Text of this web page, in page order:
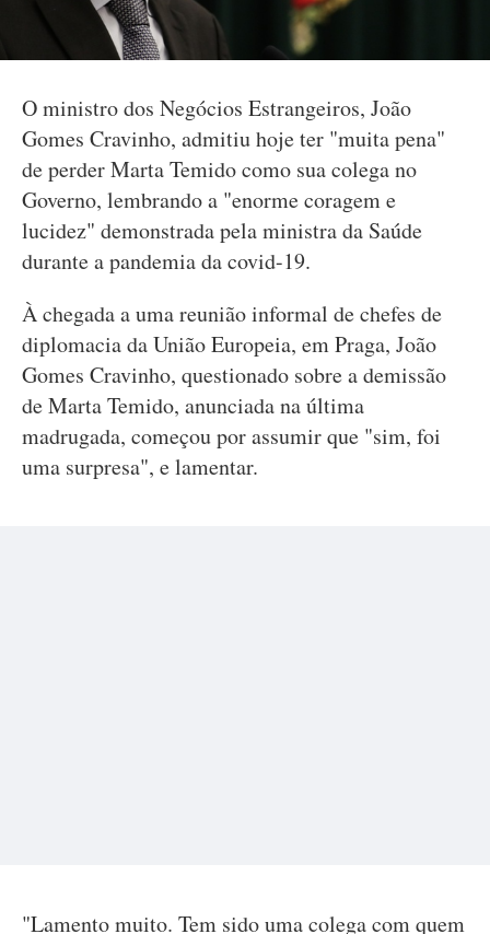
O ministro dos Negócios Estrangeiros, João
Gomes Cravinho, admitiu hoje ter "muita pena"
de perder Marta Temido como sua colega no
Governo, lembrando a "enorme coragem e
lucidez" demonstrada pela ministra da Saúde
durante a pandemia da covid-19.
À chegada a uma reunião informal de chefes de
diplomacia da União Europeia, em Praga, João
Gomes Cravinho, questionado sobre a demissão
de Marta Temido, anunciada na última
madrugada, começou por assumir que "sim, foi
uma surpresa", e lamentar.
"Lamento muito. Tem sido uma colega com quem